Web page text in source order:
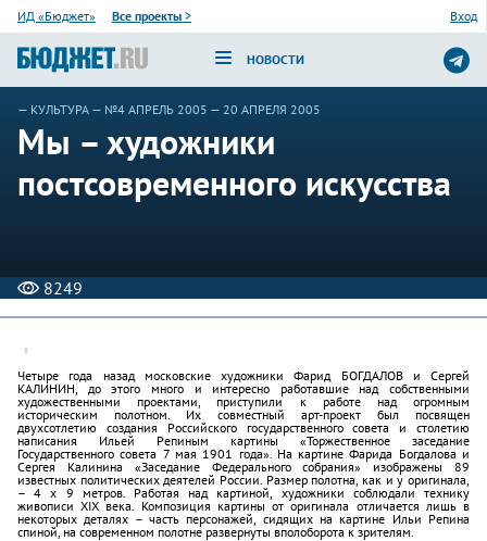
ИД «Бюджет» Все проекты > Вход
НОВОСТИ
— КУЛЬТУРА — №4 АПРЕЛЬ 2005 — 20 АПРЕЛЯ 2005
Мы – художники
постсовременного искусства
8249
Четыре года назад московские художники Фарид БОГДАЛОВ и Сергей
КАЛИНИН, до этого много и интересно работавшие над собственными
художественными проектами, приступили к работе над огромным
историческим полотном. Их совместный арт-проект был посвящен
двухсотлетию создания Российского государственного совета и столетию
написания Ильей Репиным картины «Торжественное заседание
Государственного совета 7 мая 1901 года». На картине Фарида Богдалова и
Сергея Калинина «Заседание Федерального собрания» изображены 89
известных политических деятелей России. Размер полотна, как и у оригинала,
– 4 x 9 метров. Работая над картиной, художники соблюдали технику
живописи XIX века. Композиция картины от оригинала отличается лишь в
некоторых деталях – часть персонажей, сидящих на картине Ильи Репина
спиной, на современном полотне развернуты вполоборота к зрителям.